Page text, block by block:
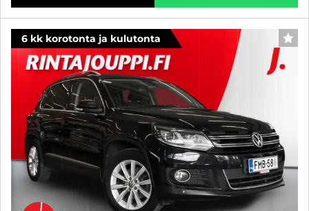
6 kk korotonta ja kulutonta